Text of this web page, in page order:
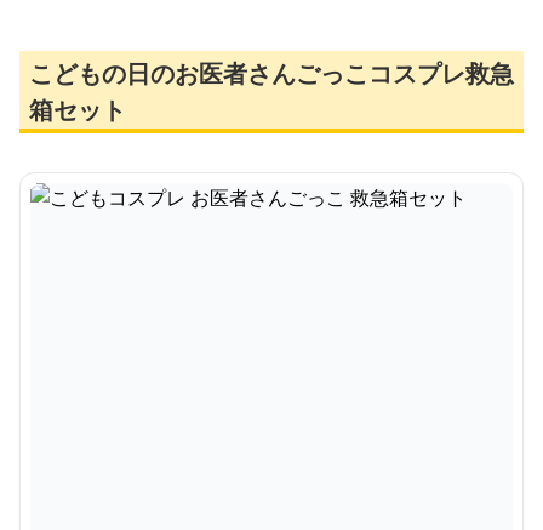
こどもの日のお医者さんごっこコスプレ救急
箱セット